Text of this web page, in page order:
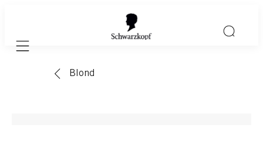
Mobile navigation
Blond